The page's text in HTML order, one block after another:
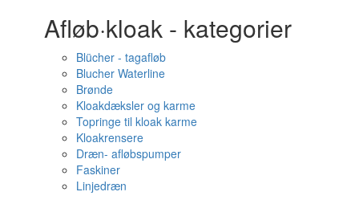
Afløb·kloak - kategorier
Blücher - tagafløb
Blucher Waterline
Brønde
Kloakdæksler og karme
Topringe til kloak karme
Kloakrensere
Dræn- afløbspumper
Faskiner
Linjedræn